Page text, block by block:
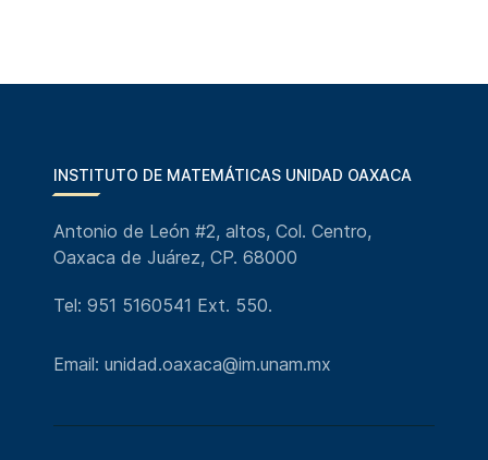
INSTITUTO DE MATEMÁTICAS UNIDAD OAXACA
Antonio de León #2, altos, Col. Centro,
Oaxaca de Juárez, CP. 68000
Tel: 951 5160541 Ext. 550.
Email: unidad.oaxaca@im.unam.mx